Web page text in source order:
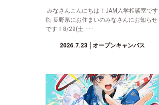
みなさんこんにちは！JAM入学相談室です
🙋 長野県にお住まいのみなさんにお知らせ
です！8/29(土 ･･･
2026.7.23 │オープンキャンパス